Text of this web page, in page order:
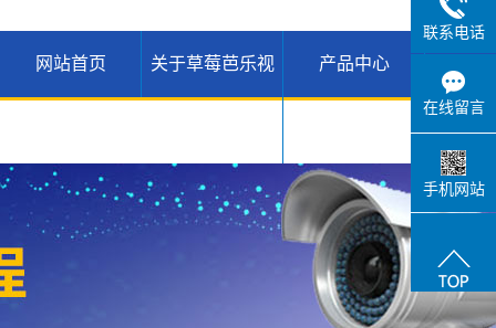
网站首页 关于草莓芭乐视
乐视频
产品中心
下载产品
WIFI（锐捷-
维盟）
H3C网络设
备
草莓草莓
app下载高
清摄像头
草莓草莓
app下载硬
机房周边弱
联系电话
在线留言
手机网站